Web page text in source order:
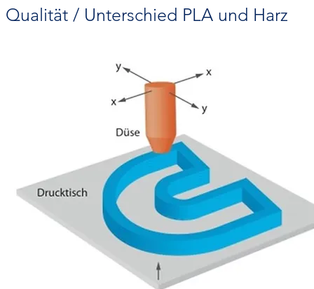
Qualität / Unterschied PLA und Harz